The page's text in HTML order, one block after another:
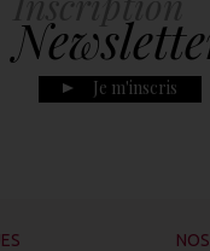
Je m'inscris